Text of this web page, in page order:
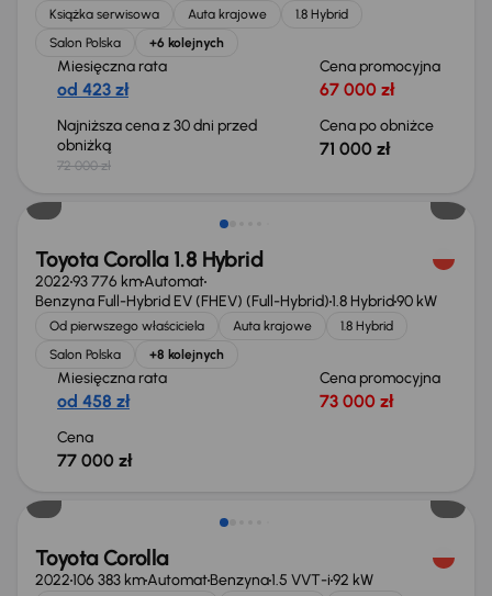
Książka serwisowa Auta krajowe
1.8 Hybrid
Salon Polska
+6 kolejnych
Miesięczna rata
od 423 zł
Cena promocyjna
67 000 zł
Najniższa cena z 30 dni przed
obniżką
72 000 zł
Cena po obniżce
71 000 zł
Możliwość odliczenia VAT
Toyota Corolla 1.8 Hybrid
202293 776 kmAutomat
Benzyna Full-Hybrid EV (FHEV) (Full-Hybrid)1.8 Hybrid90 kW
Od pierwszego właściciela Auta krajowe
1.8 Hybrid
Salon Polska
+8 kolejnych
Miesięczna rata
od 458 zł
Cena promocyjna
73 000 zł
Cena
77 000 zł
Toyota Corolla
2022106 383 kmAutomatBenzyna1.5 VVT-i92 kW